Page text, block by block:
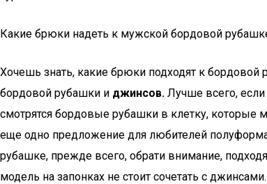
Какие брюки надеть к мужской бордовой
Хочешь знать, какие брюки подходят к бордовой
бордовой рубашки и джинсов. Лучше всего,
смотрятся бордовые рубашки в клетку, которые
еще одно предложение для любителей
рубашке, прежде всего, обрати внимание,
модель на запонках не стоит сочетать с джинсами.